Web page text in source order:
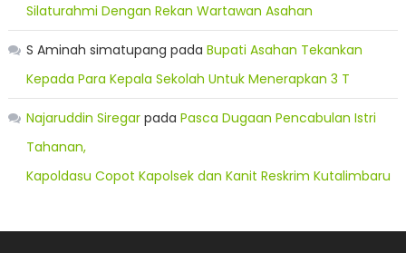
Silaturahmi Dengan Rekan Wartawan Asahan
S Aminah simatupang pada Bupati Asahan Tekankan
Kepada Para Kepala Sekolah Untuk Menerapkan 3 T
Najaruddin Siregarpada Pasca Dugaan Pencabulan Istri
Tahanan,
Kapoldasu Copot Kapolsek dan Kanit Reskrim Kutalimbaru